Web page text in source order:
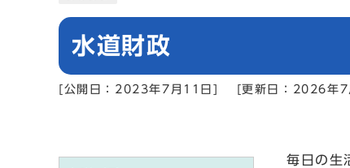
水道財政
[公開日：2023年7月11日] [更新日：2026年7
毎日の生